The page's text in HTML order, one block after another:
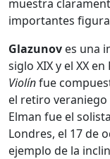
muestra
importantes
Glazunov es una
siglo XIX y el XX en
Violínfue
el retiro veraniego
Elman fue el
Londres, el 17 de
ejemplo de la